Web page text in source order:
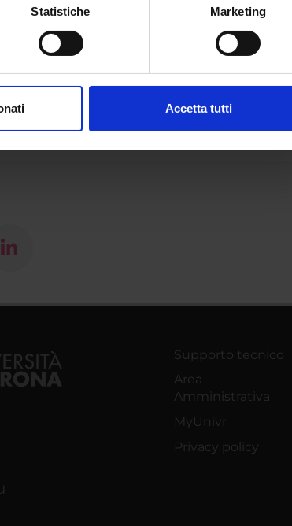
di qualche metro,
sui cookie.
Statistiche Marketing
Accetta tutti
Supporto tecnico
Area
Amministrativa
MyUnivr
Privacy policy